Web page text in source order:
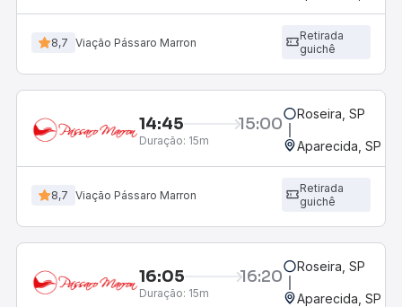
8,7 Viação Pássaro Marron
Retirada
guichê
14:45 15:00
Duração: 15m
Roseira, SP
Aparecida, SP -
8,7 Viação Pássaro Marron
Retirada
guichê
16:05 16:20
Duração: 15m
Roseira, SP
Aparecida, SP -